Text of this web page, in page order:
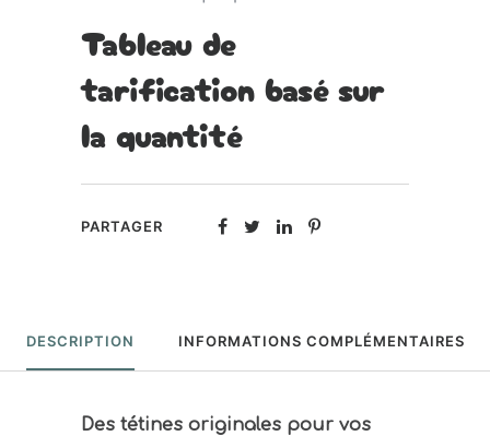
Tableau de
tarification basé sur
la quantité
PARTAGER
DESCRIPTION INFORMATIONS COMPLÉMENTAIRES
Des tétines originales pour vos